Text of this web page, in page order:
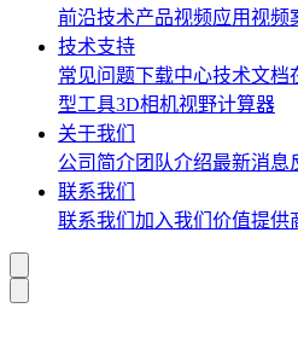
前沿技术产品视频应用视频
技术支持
常见问题下载中心技术文档
型工具3D相机视野计算器
关于我们
公司简介团队介绍最新消息
联系我们
联系我们 加入我们 价值提供